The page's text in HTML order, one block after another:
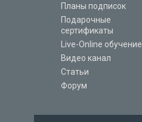
Планы подписок
Подарочные
сертификаты
Live-Online обучение
Видео канал
Статьи
Форум